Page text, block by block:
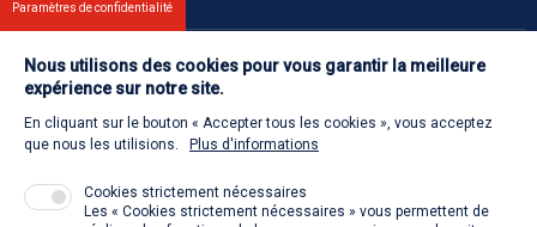
Contact
Retour à l'accueil
Venir à la SACD
Paramètres de confidentialité
Nous utilisons des cookies pour vous garantir la meilleure
expérience sur notre site.
En cliquant sur le bouton « Accepter tous les cookies », vous acceptez
que nous les utilisions.
Plus d'informations
Cookies strictement nécessaires
Les « Cookies strictement nécessaires » vous permettent de